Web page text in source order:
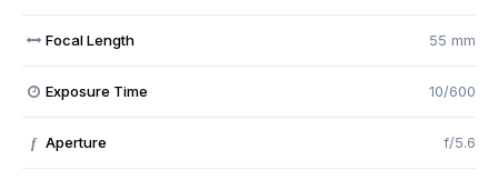
Focal Length 55 mm
Exposure Time 10/600
f Aperture f/5.6